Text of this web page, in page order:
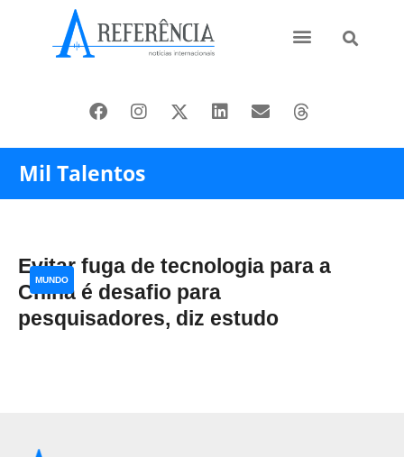
Mil Talentos
Evitar fuga de tecnologia para a
China é desafio para
pesquisadores, diz estudo
MUNDO